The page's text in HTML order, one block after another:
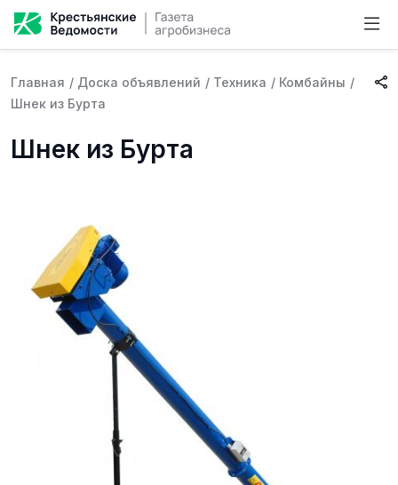
Главная / Доска объявлений / Техника / Комбайны /
Шнек из Бурта
Шнек из Бурта